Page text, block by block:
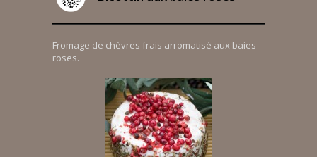
Fromage de chèvres frais arromatisé aux baies
roses.